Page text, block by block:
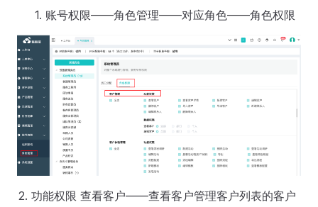
账号权限——角色管理——对应角色——角色权限
功能权限 查看客户——查看客户管理客户列表的客户